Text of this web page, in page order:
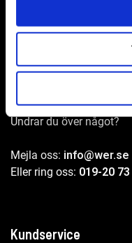
WER-agenturer AB
Adress: Elementvägen
Undrar du över något?
Mejla oss: info@wer.se
Eller ring oss: 019-20
Kundservice